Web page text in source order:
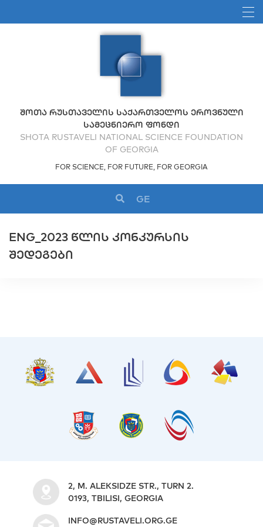
ᲨᲝᲗᲐ ᲠᲣᲡᲗᲐᲕᲔᲚᲘᲡ ᲡᲐᲥᲐᲠᲗᲕᲔᲚᲝᲡ ᲔᲠᲝᲕᲜᲣᲚᲘ
ᲡᲐᲛᲔᲪᲜᲘᲔᲠᲝ ᲤᲝᲜᲓᲘ
SHOTA RUSTAVELI NATIONAL SCIENCE FOUNDATION
OF GEORGIA
FOR SCIENCE, FOR FUTURE, FOR GEORGIA
GE
ENG_2023 ᲬᲚᲘᲡ ᲙᲝᲜᲙᲣᲠᲡᲘᲡ
ᲨᲔᲓᲔᲒᲔᲑᲘ
2, M. ALEKSIDZE STR., TURN 2.
0193, TBILISI, GEORGIA
INFO@RUSTAVELI.ORG.GE